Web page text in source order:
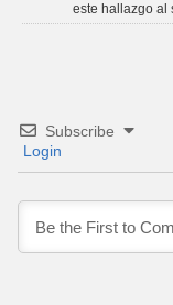
este hallazgo al
Subscribe
Login